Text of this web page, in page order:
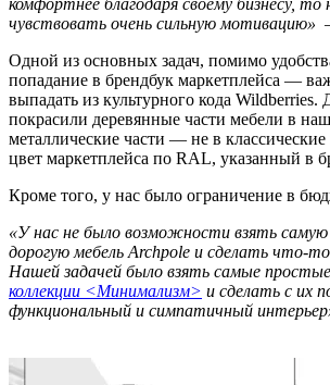
комфортнее благодаря своему бизнесу, то
чувствовать очень сильную
Одной из основных задач, помимо
попадание в брендбук маркетплейса —
выпадать из культурного кода Wildberries.
покрасили деревянные части мебели в
металлические части — не в
цвет маркетплейса по RAL, указанный в
Кроме того, у нас было ограничение в
«У нас не было возможности взять самую
дорогую мебель Archpole и сделать что-
Нашей задачей было взять самые
коллекции <Минимализм> и сделать с их
функциональный и симпатичный